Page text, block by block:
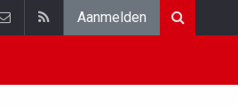
Aanmelden